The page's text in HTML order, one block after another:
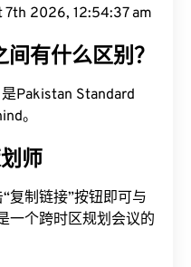
7th 2026, 12:54:38 am
有什么区别？
Pakistan Standard
。
师
复制链接”按钮即可与
一个跨时区规划会议的